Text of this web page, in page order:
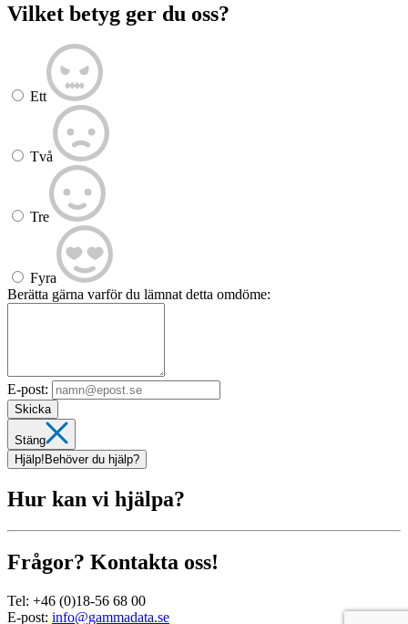
Vilket betyg ger du oss?
Ett
Två
Tre
Fyra
Berätta gärna varför du lämnat detta omdöme:
E-post:
Skicka
Stäng
Hjälp! Behöver du hjälp?
Hur kan vi hjälpa?
Frågor? Kontakta oss!
Tel: +46 (0)18-56 68 00
E-post: info@gammadata.se